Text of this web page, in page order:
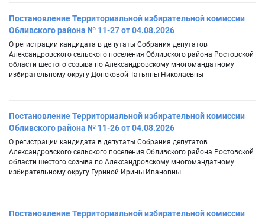
Постановление Территориальной избирательной комиссии
Обливского района № 11-27 от 04.08.2026
О регистрации кандидата в депутаты Собрания депутатов
Александровского сельского поселения Обливского района Ростовской
области шестого созыва по Александровскому многомандатному
избирательному округу Донсковой Татьяны Николаевны
Постановление Территориальной избирательной комиссии
Обливского района № 11-26 от 04.08.2026
О регистрации кандидата в депутаты Собрания депутатов
Александровского сельского поселения Обливского района Ростовской
области шестого созыва по Александровскому многомандатному
избирательному округу Гуриной Ирины Ивановны
Постановление Территориальной избирательной комиссии